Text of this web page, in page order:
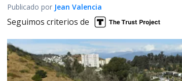
Publicado por Jean Valencia
Seguimos criterios de